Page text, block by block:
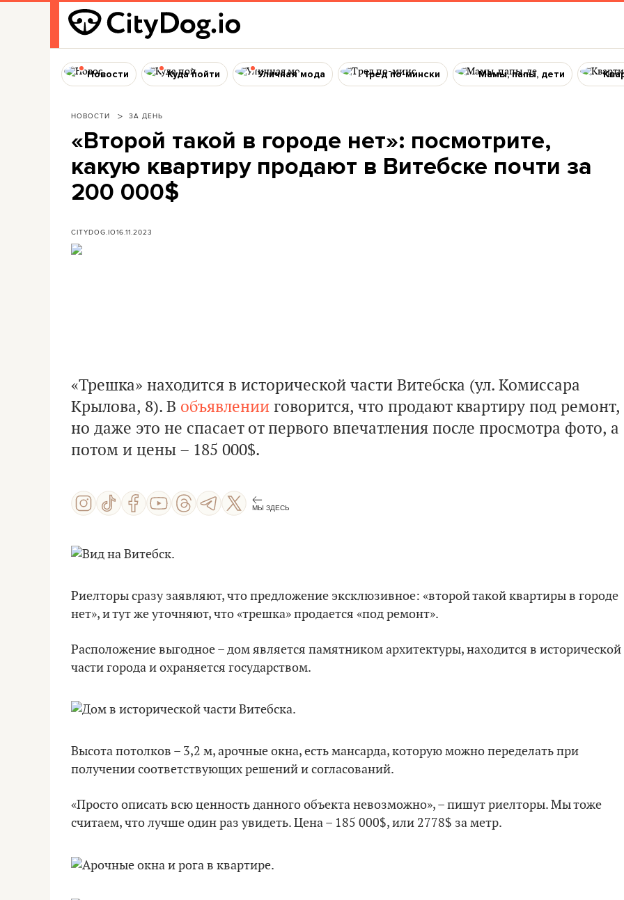
Новости Куда пойти Уличная мода Тред по-мински Мамы, папы, дети
НОВОСТИ ЗА ДЕНЬ
«Второй такой в городе нет»: посмотрите,
какую квартиру продают в Витебске почти за
200 000$
CITYDOG.IO16.11.2023
«Трешка» находится в исторической части Витебска (ул. Комиссара
Крылова, 8). В объявлении говорится, что продают квартиру под ремонт,
но даже это не спасает от первого впечатления после просмотра фото, а
потом и цены – 185 000$.
МЫ ЗДЕСЬ
Риелторы сразу заявляют, что предложение эксклюзивное: «второй такой квартиры в городе
нет», и тут же уточняют, что «трешка» продается «под ремонт».
Расположение выгодное – дом является памятником архитектуры, находится в исторической
части города и охраняется государством.
Высота потолков – 3,2 м, арочные окна, есть мансарда, которую можно переделать при
получении соответствующих решений и согласований.
«Просто описать всю ценность данного объекта невозможно», – пишут риелторы. Мы тоже
считаем, что лучше один раз увидеть. Цена – 185 000$, или 2778$ за метр.